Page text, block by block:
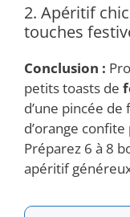
2. Apéritif
touches
Conclusion :
petits toasts de
d’une pincée de
d’orange
Préparez 6 à 8
apéritif